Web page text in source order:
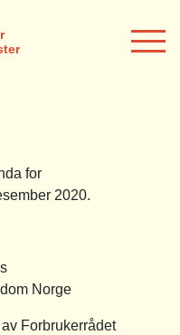
for
2020.
Norge
Forbrukerrådet